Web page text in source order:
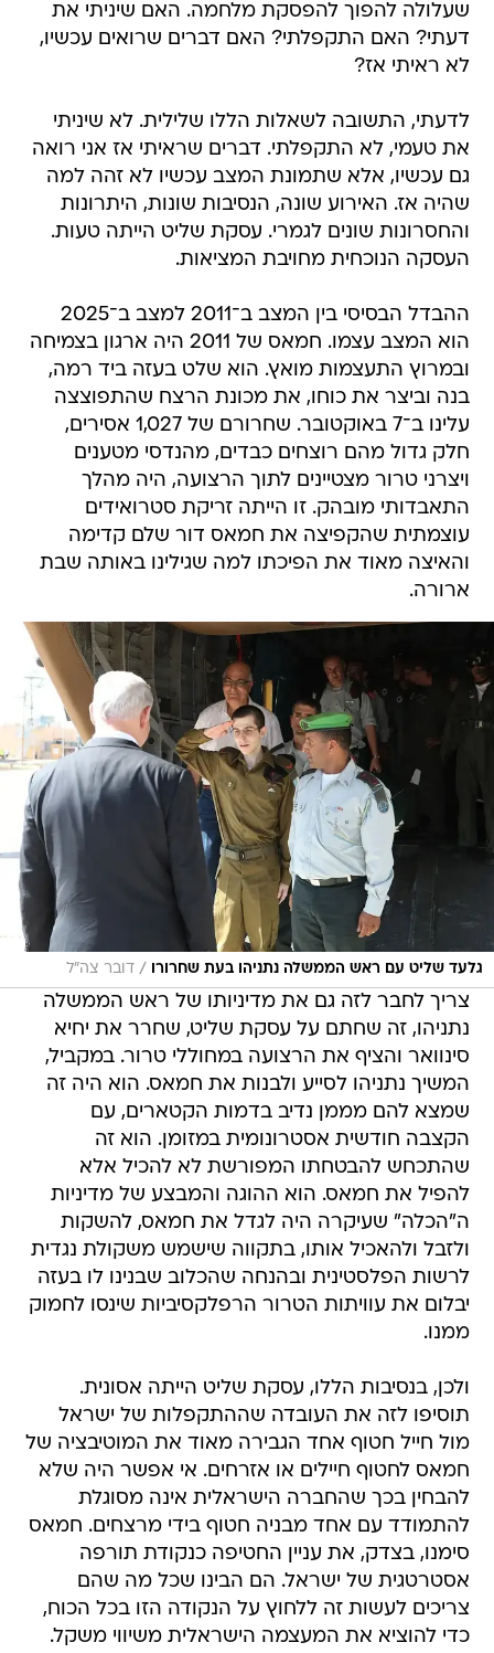
שעלולה להפוך להפסקת מלחמה. האם שיניתי את
דעתי? האם התקפלתי? האם דברים שרואים עכשיו,
לא ראיתי אז?
לדעתי, התשובה לשאלות הללו שלילית. לא שיניתי
את טעמי, לא התקפלתי. דברים שראיתי אז אני רואה
גם עכשיו, אלא שתמונת המצב עכשיו לא זהה למה
שהיה אז. האירוע שונה, הנסיבות שונות, היתרונות
והחסרונות שונים לגמרי. עסקת שליט הייתה טעות.
העסקה הנוכחית מחויבת המציאות.
ההבדל הבסיסי בין המצב ב־2011 למצב ב־2025
הוא המצב עצמו. חמאס של 2011 היה ארגון בצמיחה
ובמרוץ התעצמות מואץ. הוא שלט בעזה ביד רמה,
בנה וביצר את כוחו, את מכונת הרצח שהתפוצצה
עלינו ב־7 באוקטובר. שחרורם של 1,027 אסירים,
חלק גדול מהם רוצחים כבדים, מהנדסי מטענים
ויצרני טרור מצטיינים לתוך הרצועה, היה מהלך
התאבדותי מובהק. זו הייתה זריקת סטרואידים
עוצמתית שהקפיצה את חמאס דור שלם קדימה
והאיצה מאוד את הפיכתו למה שגילינו באותה שבת
ארורה.
גלעד שליט עם ראש הממשלה נתניהו בעת שחרורו / דובר צה"ל
צריך לחבר לזה גם את מדיניותו של ראש הממשלה
נתניהו, זה שחתם על עסקת שליט, שחרר את יחיא
סינוואר והציף את הרצועה במחוללי טרור. במקביל,
המשיך נתניהו לסייע ולבנות את חמאס. הוא היה זה
שמצא להם מממן נדיב בדמות הקטארים, עם
הקצבה חודשית אסטרונומית במזומן. הוא זה
שהתכחש להבטחתו המפורשת לא להכיל אלא
להפיל את חמאס. הוא ההוגה והמבצע של מדיניות
ה"הכלה" שעיקרה היה לגדל את חמאס, להשקות
ולזבל ולהאכיל אותו, בתקווה שישמש משקולת נגדית
לרשות הפלסטינית ובהנחה שהכלוב שבנינו לו בעזה
יבלום את עוויתות הטרור הרפלקסיביות שינסו לחמוק
ממנו.
ולכן, בנסיבות הללו, עסקת שליט הייתה אסונית.
תוסיפו לזה את העובדה שההתקפלות של ישראל
מול חייל חטוף אחד הגבירה מאוד את המוטיבציה של
חמאס לחטוף חיילים או אזרחים. אי אפשר היה שלא
להבחין בכך שהחברה הישראלית אינה מסוגלת
להתמודד עם אחד מבניה חטוף בידי מרצחים. חמאס
סימנו, בצדק, את עניין החטיפה כנקודת תורפה
אסטרטגית של ישראל. הם הבינו שכל מה שהם
צריכים לעשות זה ללחוץ על הנקודה הזו בכל הכוח,
כדי להוציא את המעצמה הישראלית משיווי משקל.